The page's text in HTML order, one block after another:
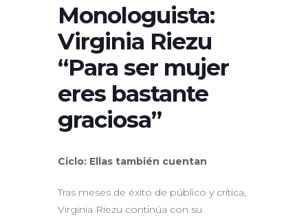
Monologuista:
Virginia Riezu
“Para ser mujer
eres bastante
graciosa”
Ciclo: Ellas también cuentan
Tras meses de éxito de público y crítica,
Virginia Riezu continúa con su